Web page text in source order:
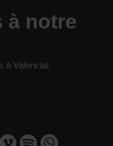
à notre
à Valencia!